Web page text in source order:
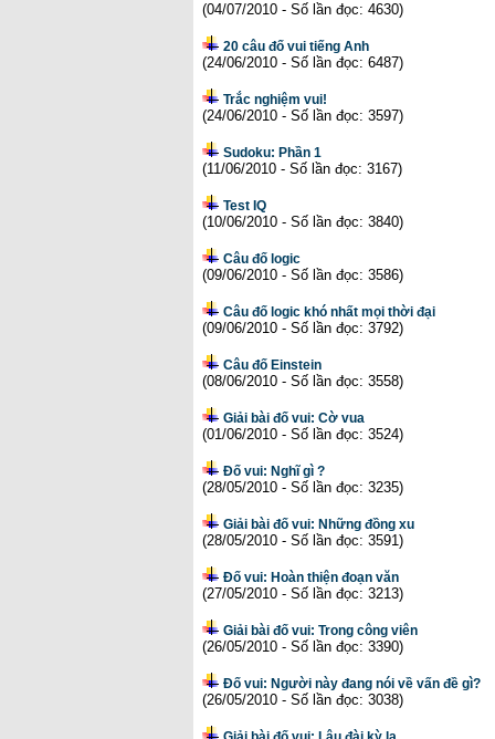
(04/07/2010 - Số lần đọc: 4630)
20 câu đố vui tiếng Anh
(24/06/2010 - Số lần đọc: 6487)
Trắc nghiệm vui!
(24/06/2010 - Số lần đọc: 3597)
Sudoku: Phần 1
(11/06/2010 - Số lần đọc: 3167)
Test IQ
(10/06/2010 - Số lần đọc: 3840)
Câu đố logic
(09/06/2010 - Số lần đọc: 3586)
Câu đố logic khó nhất mọi thời đại
(09/06/2010 - Số lần đọc: 3792)
Câu đố Einstein
(08/06/2010 - Số lần đọc: 3558)
Giải bài đố vui: Cờ vua
(01/06/2010 - Số lần đọc: 3524)
Đố vui: Nghĩ gì ?
(28/05/2010 - Số lần đọc: 3235)
Giải bài đố vui: Những đồng xu
(28/05/2010 - Số lần đọc: 3591)
Đố vui: Hoàn thiện đoạn văn
(27/05/2010 - Số lần đọc: 3213)
Giải bài đố vui: Trong công viên
(26/05/2010 - Số lần đọc: 3390)
Đố vui: Người này đang nói về vấn đề gì?
(26/05/2010 - Số lần đọc: 3038)